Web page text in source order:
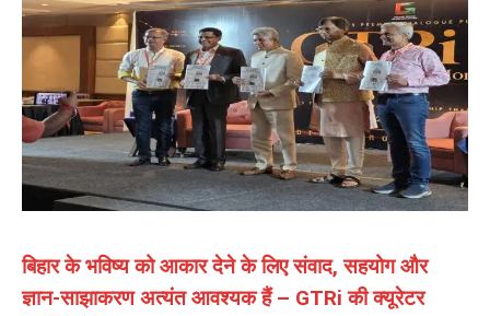
बिहार के भविष्य को आकार देने के लिए संवाद, सहयोग और
ज्ञान-साझाकरण अत्यंत आवश्यक हैं – GTRi की क्यूरेटर